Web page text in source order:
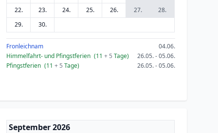
22.
23. 24. 25. 26. 27.
28.
29.
30.
Fronleichnam
04.06.
Himmelfahrt- und Pfingstferien (11+ 5 Tage)
26.05. - 05.06.
Pfingstferien (11+ 5 Tage) 26.05. - 05.06.
September 2026